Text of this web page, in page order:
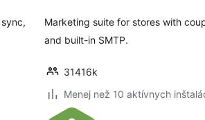
Marketing suite for stores with
and built-in SMTP.
31416k
Menej než 10 aktívnych